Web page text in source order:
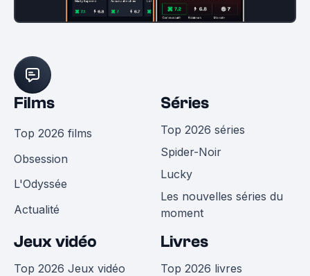
Films
Top 2026 films
Obsession
L'Odyssée
Actualité
Séries
Top 2026 séries
Spider-Noir
Lucky
Les nouvelles séries du
moment
Jeux vidéo
Top 2026 Jeux vidéo
Livres
Top 2026 livres